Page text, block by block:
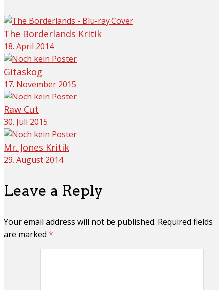
The Borderlands Kritik
18. April 2014
Gitaskog
17. November 2015
Raw Cut
30. Juli 2015
Mr. Jones Kritik
29. August 2014
Leave a Reply
Your email address will not be published. Required fields
are marked *